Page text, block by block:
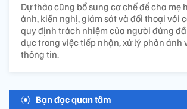
Dự thảo cũng bổ sung cơ chế để cha mẹ
ánh, kiến nghị, giám sát và đối thoại với
quy định trách nhiệm của người đứng
dục trong việc tiếp nhận, xử lý phản ánh
thông tin.
Bạn đọc quan tâm